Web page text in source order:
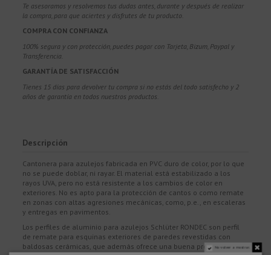
Te asesoramos y resolvemos tus dudas antes, durante y después de realizar
la compra, para que aciertes y disfrutes de tu producto.
COMPRA CON CONFIANZA
100% segura y con protección, puedes pagar con Tarjeta, Bizum, Paypal y
Transferencia.
GARANTÍA DE SATISFACCIÓN
Tienes 15 días para devolver tu compra si no estás del todo satisfecho y 2
años de garantía en todos nuestros productos.
Descripción
Cantonera para azulejos fabricada en PVC duro de color, por lo que
no se puede doblar, ni rayar. El material está estabilizado a los
rayos UVA, pero no está resistente a los cambios de color en
exteriores. No es apto para la protección de cantos o como remate
en zonas con altas agresiones mecánicas, como, p.e., en escaleras
y entregas en pavimentos.
Los perfiles de aluminio para azulejos Schlüter RONDEC son perfil
de remate para esquinas exteriores de paredes revestidas con
baldosas cerámicas, que además ofrece una buena protección de
No volver a mostrar.